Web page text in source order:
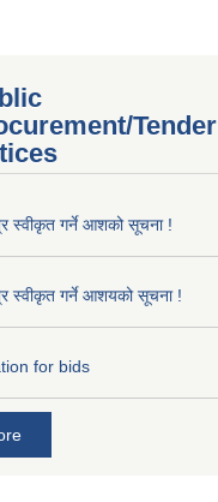
Tender
स्वीकृत गर्ने आशको सूचना !
स्वीकृत गर्ने आशयको सूचना !
for bids